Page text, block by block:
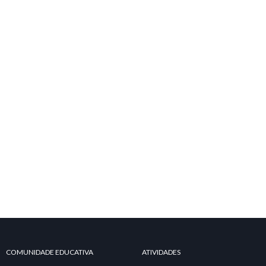
COMUNIDADE EDUCATIVA ATIVIDADES